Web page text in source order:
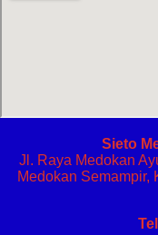
Sieto
Jl. Raya Medokan
Medokan Semampir,